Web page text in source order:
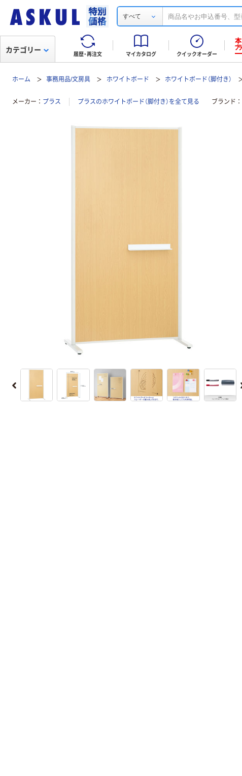
すべて
履歴・再注文 マイカタログ クイックオーダー
カテゴリー
ホーム 事務用品/文房具 ホワイトボード ホワイトボード（脚付き）
メーカー プラス プラスのホワイトボード（脚付き）を全て見る ブランド